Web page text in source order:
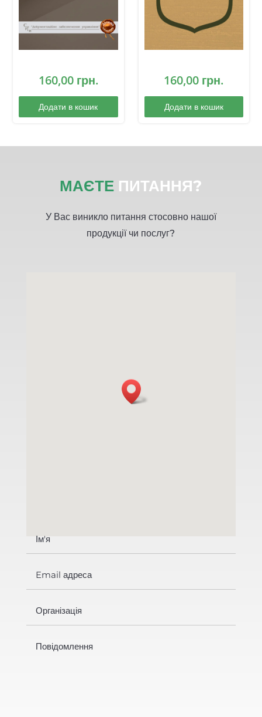
160,00 грн.
Додати в кошик
160,00 грн.
Додати в кошик
МАЄТЕ ПИТАННЯ?
У Вас виникло питання стосовно нашої
продукції чи послуг?